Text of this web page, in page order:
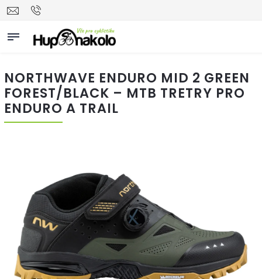
NORTHWAVE ENDURO MID 2 GREEN
FOREST/BLACK – MTB TRETRY PRO
ENDURO A TRAIL